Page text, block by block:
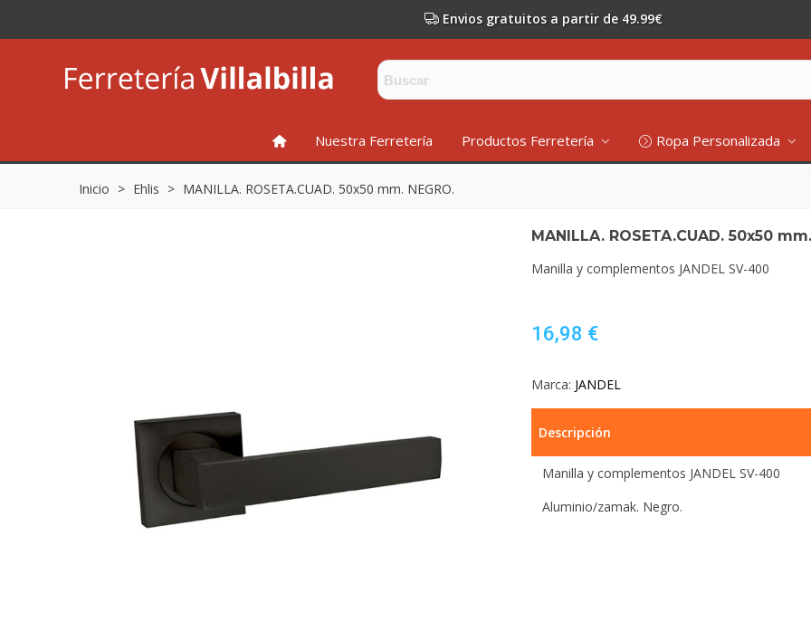
Envios gratuitos a partir de 49.99€
INICIONuestra Ferretería Productos Ferretería Ropa Personalizada
Inicio > Ehlis > MANILLA. ROSETA.CUAD. 50x50 mm. NEGRO.
MANILLA. ROSETA.CUAD. 50x50
Manilla y complementos JANDEL SV-400
16,98 €
Marca: JANDEL
Descripción
Manilla y complementos JANDEL SV-400
Aluminio/zamak. Negro.